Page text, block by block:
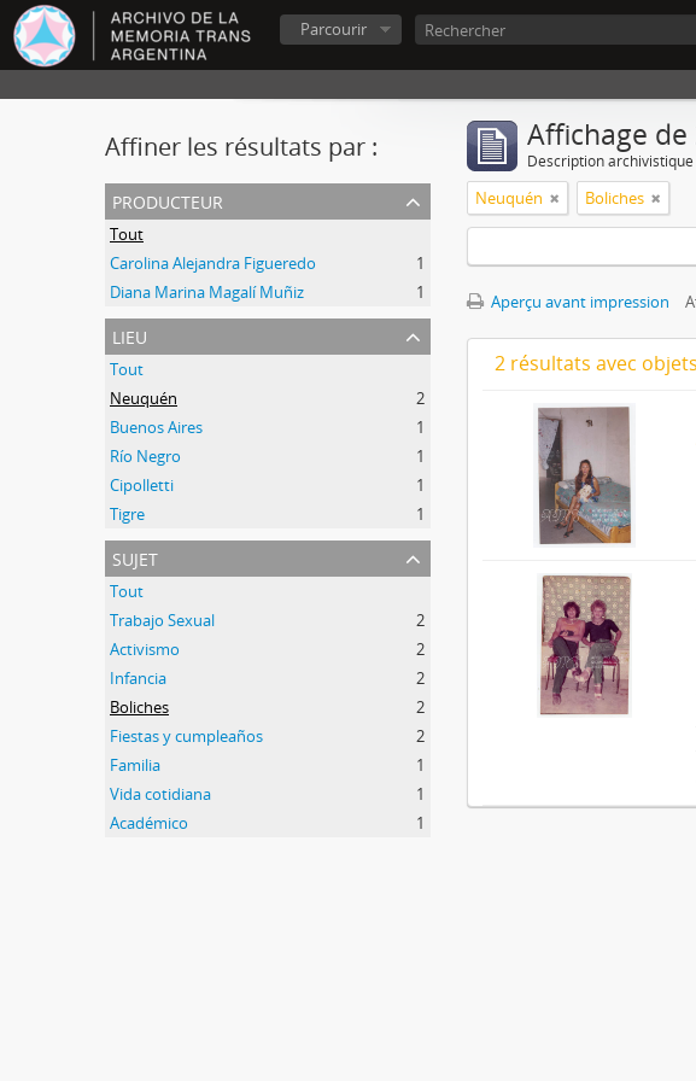
Parcourir
Affiner les résultats par :
producteur
Tout
Carolina Alejandra Figueredo
1
Diana Marina Magalí Muñiz
1
lieu
Tout
Neuquén
2
Buenos Aires
1
Río Negro
1
Cipolletti
1
Tigre
1
sujet
Tout
Trabajo Sexual
2
Activismo
2
Infancia
2
Boliches
2
Fiestas y cumpleaños
2
Familia
1
Vida cotidiana
1
Académico
1
Affichage
Description archivistique
Neuquén Boliches
Aperçu avant impression
2 résultats avec